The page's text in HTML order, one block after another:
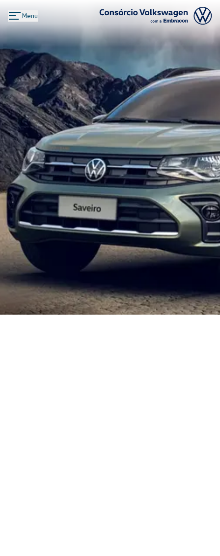
Menu
Logo Consórcio Volkswagen com